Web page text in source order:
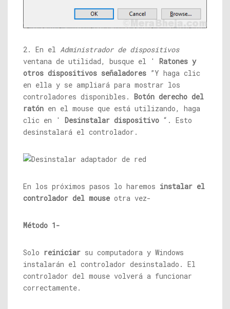
2. En el Administrador de dispositivos
ventana de utilidad, busque el ' Ratones y
otros dispositivos señaladores ”Y haga clic
en ella y se ampliará para mostrar los
controladores disponibles. Botón derecho del
ratón en el mouse que está utilizando, haga
clic en ' Desinstalar dispositivo “. Esto
desinstalará el controlador.
En los próximos pasos lo haremos instalar el
controlador del mouse otra vez-
Método 1-
Solo reiniciar su computadora y Windows
instalarán el controlador desinstalado. El
controlador del mouse volverá a funcionar
correctamente.